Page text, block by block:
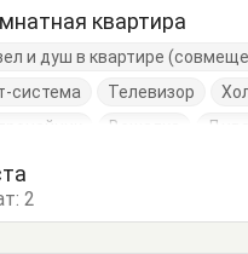
квартира
и душ в квартире
система
Телевизор
Вешалка
двуспальная
Стулья
2